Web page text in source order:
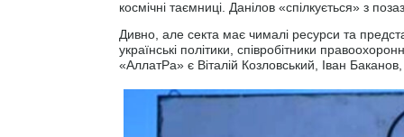
космічні таємниці. Данілов «спілкується» з
Дивно, але секта має чималі ресурси та
українські політики, співробітники
«АллатРа» є Віталій Козловський, Іван